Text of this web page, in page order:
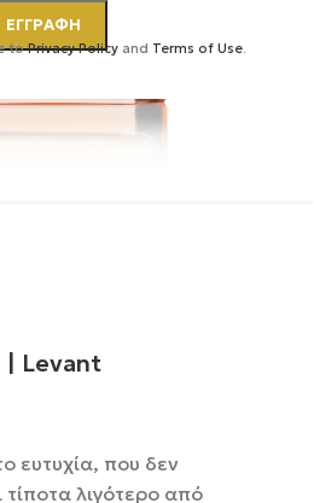
toPrivacy Policy and Terms of Use.
| Levant
ευτυχία, που δεν
λιγότερο από